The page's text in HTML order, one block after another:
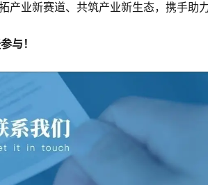
业新赛道、共筑产业新生态，携手助
与！